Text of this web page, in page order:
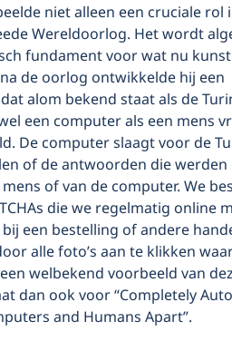
niet alleen een cruciale rol
Wereldoorlog. Het wordt
fundament voor wat nu
de oorlog ontwikkelde hij een
alom bekend staat als de
een computer als een mens
De computer slaagt voor de
of de antwoorden die werden
of van de computer. We
die we regelmatig online
een bestelling of andere
alle foto’s aan te klikken
welbekend voorbeeld van
dan ook voor “Completely
and Humans Apart”.